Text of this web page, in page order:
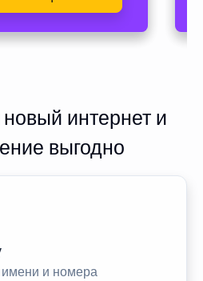
интернет и
выгодно
и номера